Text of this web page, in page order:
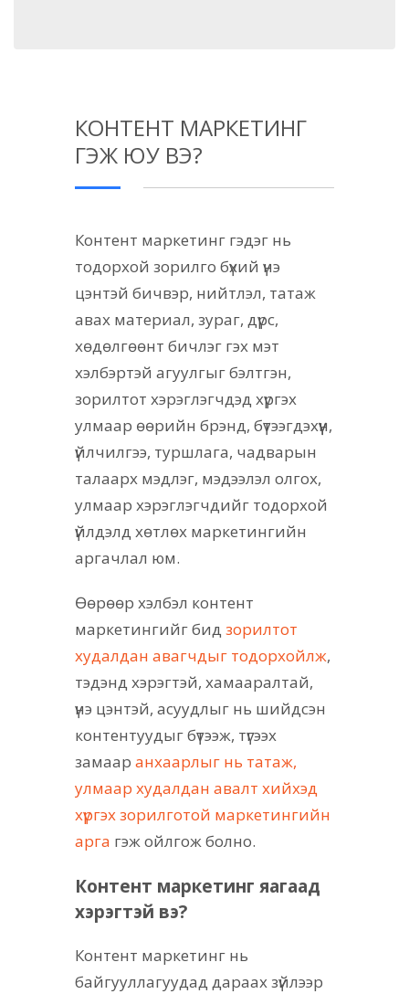
КОНТЕНТ МАРКЕТИНГ
ГЭЖ ЮУ ВЭ?
Контент маркетинг гэдэг нь
тодорхой зорилго бүхий үнэ
цэнтэй бичвэр, нийтлэл, татаж
авах материал, зураг, дүрс,
хөдөлгөөнт бичлэг гэх мэт
хэлбэртэй агуулгыг бэлтгэн,
зорилтот хэрэглэгчдэд хүргэх
улмаар өөрийн брэнд, бүтээгдэхүүн,
үйлчилгээ, туршлага, чадварын
талаарх мэдлэг, мэдээлэл олгох,
улмаар хэрэглэгчдийг тодорхой
үйлдэлд хөтлөх маркетингийн
аргачлал юм.
Өөрөөр хэлбэл контент
маркетингийг бидзорилтот
худалдан авагчдыг тодорхойлж,
тэдэнд хэрэгтэй, хамааралтай,
үнэ цэнтэй, асуудлыг нь шийдсэн
контентуудыг бүтээж, түгээх
замааранхаарлыг нь татаж,
улмаар худалдан авалт хийхэд
хүргэх зорилготой маркетингийн
арга гэж ойлгож болно.
Контент маркетинг яагаад
хэрэгтэй вэ?
Контент маркетинг нь
байгууллагуудад дараах зүйлээр